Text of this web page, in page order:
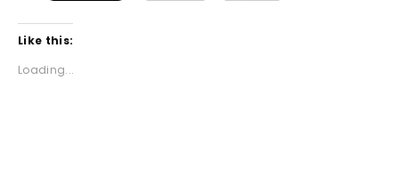
Like this:
Loading...